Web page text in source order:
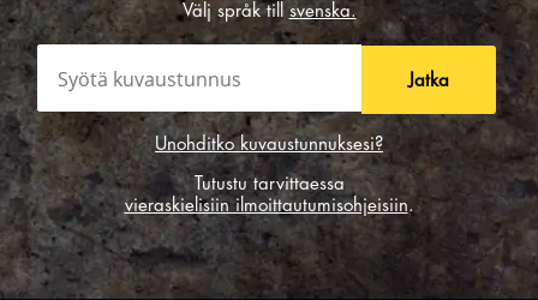
Välj språk till svenska.
Jatka
Unohditko kuvaustunnuksesi?
Tutustu tarvittaessa
vieraskielisiin ilmoittautumisohjeisiin.